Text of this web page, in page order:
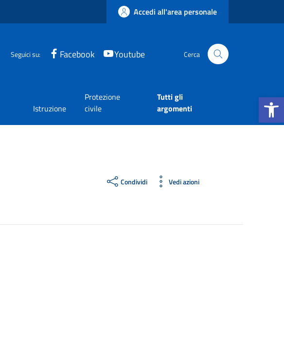
Apri la
Accedi all'area personale
Seguici su: Facebook Youtube Cerca
Istruzione
Protezione
civile
Tutti gli
argomenti
Condividi Vedi azioni